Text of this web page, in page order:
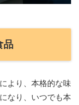
品
より、本格的な味
なり、いつでも本